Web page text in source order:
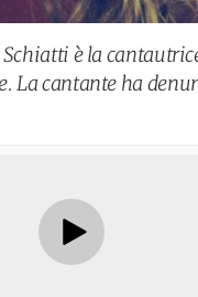
è la
La cantante ha